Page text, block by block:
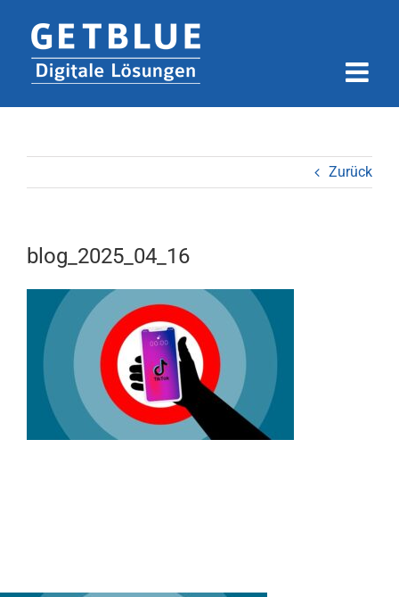
Inhalt
springen
Zurück
blog_2025_04_16